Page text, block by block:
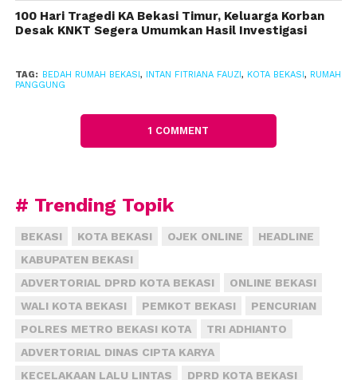
Misalnya, kata dia, rumah tinggal yang terbuat dari
lainnya. “Rumah itu bukan kontrakan, karena kalau
kontrakan itu merupakan bisnis atau usaha,” ujar
Ia mengatakan, setelah melalui proses verifikasi
proses perbaikan rumah dilakukan secara swadaya.
biaya tukang Rp 2,5 juta, dan biaya material Rp 15
juta.
“Selama pelaksanaan, ada tim dari Kementerian yang
Intan memastikan tidak akan melakukan intervensi
kepada tim verifikator dari Kementerian PUPR
100 Hari Tragedi KA Bekasi Timur, Keluarga Korban
Desak KNKT Segera Umumkan Hasil Investigasi
TAG: BEDAH RUMAH BEKASI, INTAN FITRIANA FAUZI, KOTA BEKASI, RUMAH
PANGGUNG
1 COMMENT
# Trending Topik
BEKASI KOTA BEKASI OJEK ONLINE
HEADLINE
KABUPATEN BEKASI
ADVERTORIAL DPRD KOTA BEKASI
ONLINE BEKASI
WALI KOTA BEKASI
PEMKOT BEKASI
PENCURIAN
POLRES METRO BEKASI KOTA
TRI ADHIANTO
ADVERTORIAL DINAS CIPTA KARYA
KECELAKAAN LALU LINTAS
DPRD KOTA BEKASI